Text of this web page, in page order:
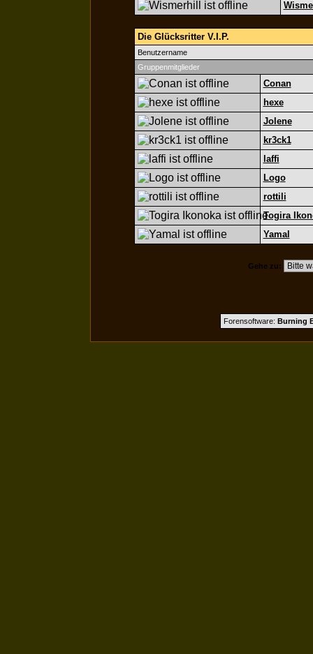
Die Glücksritter V.I.P.
Benutzername
Gruppenmitglieder
Conan
hexe
Jolene
kr3ck1
laffi
Logo
rottili
Togira
Yamal
Gehe zu:
Forensoftware: Burning